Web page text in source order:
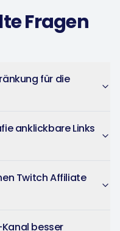
adjusted
Fragen
für die
anklickbare Links
Twitch Affiliate
besser